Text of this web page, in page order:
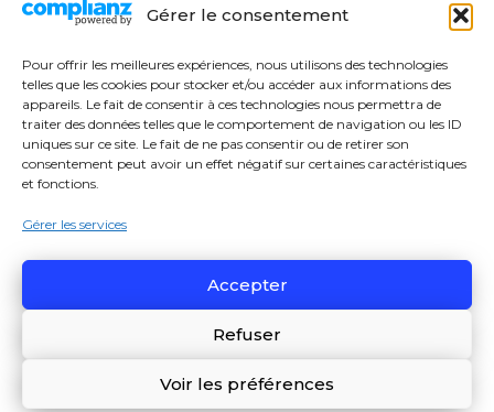
Gérer le consentement
Pour offrir les meilleures expériences, nous utilisons des technologies
telles que les cookies pour stocker et/ou accéder aux informations des
appareils. Le fait de consentir à ces technologies nous permettra de
traiter des données telles que le comportement de navigation ou les ID
uniques sur ce site. Le fait de ne pas consentir ou de retirer son
consentement peut avoir un effet négatif sur certaines caractéristiques
et fonctions.
Gérer les services
Accepter
Refuser
Voir les préférences
INFINITOUCH, NOTRE SOLUTION D’AFFICHAGE TACTILE
Transformez vos écrans tactiles
en un point de services interactifs